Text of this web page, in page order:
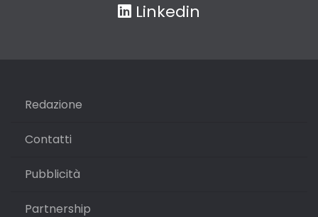
Linkedin
Redazione
Contatti
Pubblicità
Partnership